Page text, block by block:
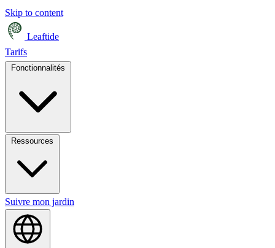
Skip to content
Leaftide
Tarifs
Suivre mon jardin